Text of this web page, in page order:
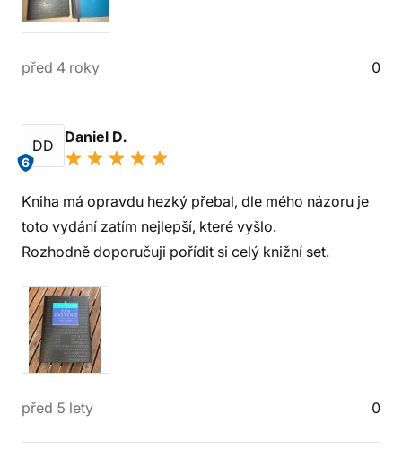
před 4 roky 0
DD
6
Daniel D.
Kniha má opravdu hezký přebal, dle mého názoru je
toto vydání zatím nejlepší, které vyšlo.
Rozhodně doporučuji pořídit si celý knižní set.
před 5 lety 0